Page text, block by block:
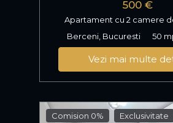
500 €
Apartament cu 2 camere
Berceni, Bucuresti
50
Vezi mai multe
Comision 0% Exclusivitate